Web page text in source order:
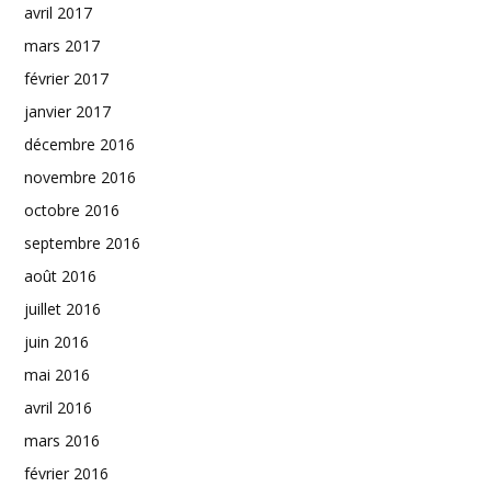
avril 2017
mars 2017
février 2017
janvier 2017
décembre 2016
novembre 2016
octobre 2016
septembre 2016
août 2016
juillet 2016
juin 2016
mai 2016
avril 2016
mars 2016
février 2016